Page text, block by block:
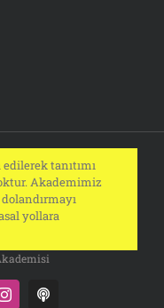
tanıtımı
Akademimiz
yollara
InstagramPodcast